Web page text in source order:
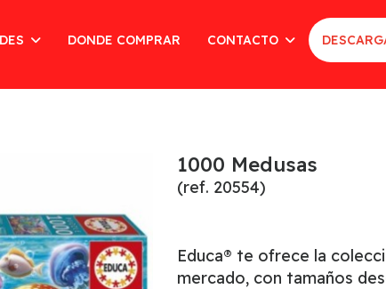
DONDE COMPRAR CONTACTO
1000 Medusas
(ref. 20554)
Educa® te ofrece la
mercado, con tamaños